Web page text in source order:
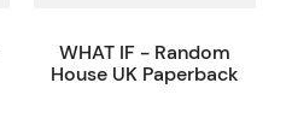
WHAT IF - Random
House UK Paperback